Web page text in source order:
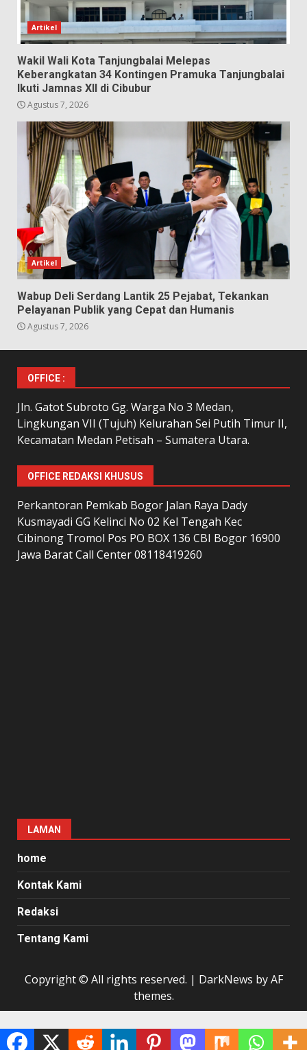
Artikel
Wakil Wali Kota Tanjungbalai Melepas
Keberangkatan 34 Kontingen Pramuka Tanjungbalai
Ikuti Jamnas XII di Cibubur
Agustus 7, 2026
Artikel
Wabup Deli Serdang Lantik 25 Pejabat, Tekankan
Pelayanan Publik yang Cepat dan Humanis
Agustus 7, 2026
OFFICE :
Jln. Gatot Subroto Gg. Warga No 3 Medan,
Lingkungan VII (Tujuh) Kelurahan Sei Putih Timur II,
Kecamatan Medan Petisah – Sumatera Utara.
OFFICE REDAKSI KHUSUS
Perkantoran Pemkab Bogor Jalan Raya Dady
Kusmayadi GG Kelinci No 02 Kel Tengah Kec
Cibinong Tromol Pos PO BOX 136 CBI Bogor 16900
Jawa Barat Call Center 08118419260